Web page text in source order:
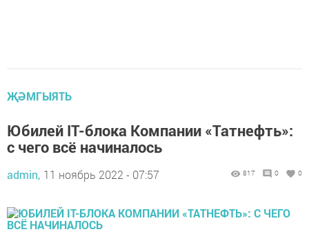
ҖӘМГЫЯТЬ
Юбилей IT-блока Компании «Татнефть»:
с чего всё начиналось
admin, 11 ноябрь 2022 - 07:57 817 0 0